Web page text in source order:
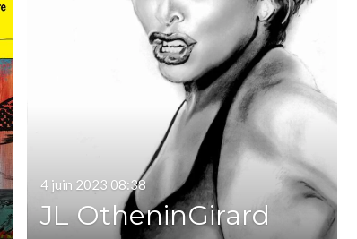
JL OtheninGirard
4 juin 2023 08:38